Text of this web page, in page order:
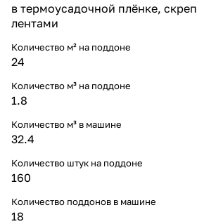
в термоусадочной плёнке,
лентами
Количество м² на поддоне
24
Количество м³ на поддоне
1.8
Количество м³ в машине
32.4
Количество штук на поддоне
160
Количество поддонов в машине
18